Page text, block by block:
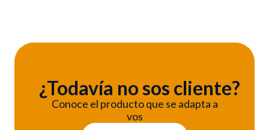
¿Todavía no sos cliente?
Conoce el producto que se adapta a
vos